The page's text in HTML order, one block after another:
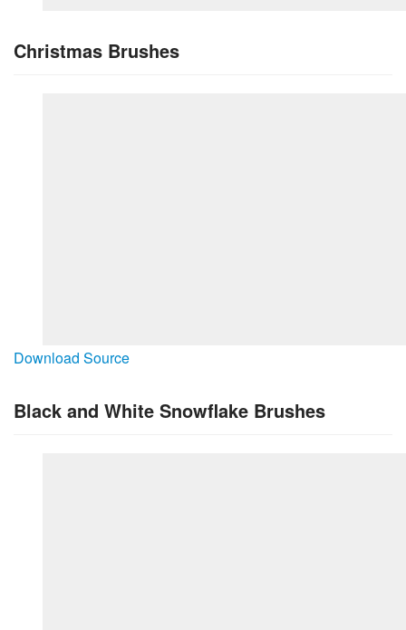
Christmas Brushes
Download Source
Black and White Snowflake Brushes